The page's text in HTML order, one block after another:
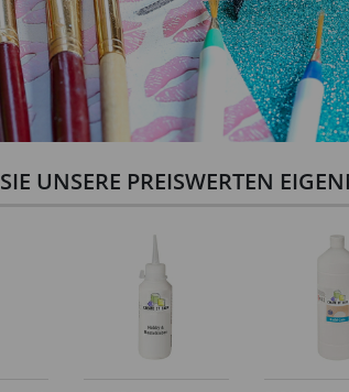
UNSERE PREISWERTEN